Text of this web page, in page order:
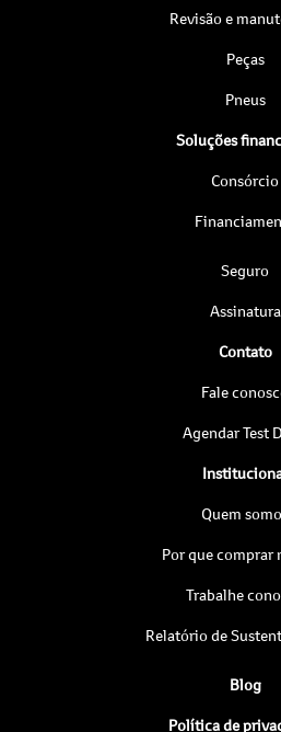
Revisão e
Peças
Pneus
Soluções
Consórcio
Seguro
Assinatura
Contato
Fale
Agendar Test
Quem
Por que comprar
Trabalhe
Relatório de
Blog
Política de